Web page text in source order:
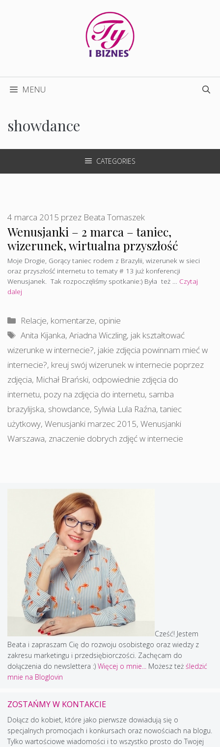
MENU
showdance
CATEGORIES
Wenusjanki – 2 marca – taniec,
wizerunek, wirtualna przyszłość
4 marca 2015 przez Beata Tomaszek
Moje Drogie, Gorący taniec rodem z Brazylii, wizerunek w sieci
oraz przyszłość internetu to tematy # 13 już konferencji
Wenusjanek. Tak rozpoczęliśmy spotkanie:) Była też … Czytaj
dalej
Kategorie
Relacje, komentarze, opinie
Tagi
Anita Kijanka,Ariadna Wiczling, jak kształtować
wizerunke w internecie?, jakie zdjęcia powinnam mieć w
internecie?, kreuj swój wizerunek w internecie poprzez
zdjęcia, Michał Brański, odpowiednie zdjęcia do
internetu, pozy na zdjęcia do internetu, samba
brazylijska, showdance, Sylwia Lula Raźna,taniec
użytkowy, Wenusjanki marzec 2015, Wenusjanki
Warszawa, znaczenie dobrych zdjęć w internecie
Cześć! Jestem
Beata i zapraszam Cię do rozwoju osobistego oraz wiedzy z
zakresu marketingu i przedsiębiorczości. Zachęcam do
dołączenia do newslettera :) Więcej o mnie... Możesz też śledzić
mnie na Bloglovin
ZOSTAŃMY W KONTAKCIE
Dołącz do kobiet, które jako pierwsze dowiadują się o
specjalnych promocjach i konkursach oraz nowościach na blogu.
Tylko wartościowe wiadomości i to wszystko prosto do Twojej